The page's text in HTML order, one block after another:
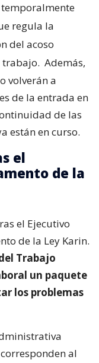
regula la
del acoso
trabajo. Además,
volverán a
de la entrada en
de las
están en curso.
el
de la
el Ejecutivo
de la Ley Karin.
Trabajo
un paquete
los problemas
al